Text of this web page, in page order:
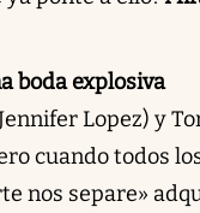
boda explosiva
Lopez) y
cuando todos
nos separe»